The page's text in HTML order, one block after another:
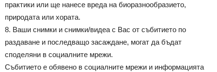
практики или ще нанесе вреда на биоразнообразието,
природата или хората.
8. Ваши снимки и снимки/видеа с Вас от събитието по
раздаване и последващо засаждане, могат да бъдат
споделяни в социалните мрежи.
Събитието е обявено в социалните мрежи и информацията